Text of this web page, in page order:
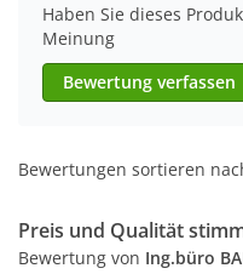
Haben Sie dieses
Meinung
Bewertung verfassen
Bewertungen sortieren
Preis und Qualität
Bewertung von Ing.büro